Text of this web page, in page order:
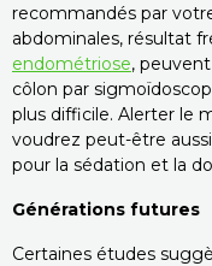
recommandés par
abdominales, résultat
endométriose,
côlon par
plus difficile. Alerter le
voudrez peut-être
pour la sédation et la
Générations futures
Certaines études